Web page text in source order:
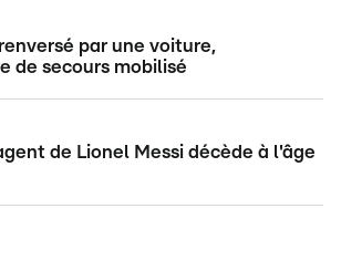
par une voiture,
de secours mobilisé
de Lionel Messi décède à l'âge